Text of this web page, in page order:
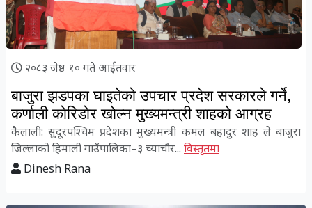
२०८३ जेष्ठ १० गते आईतवार
बाजुरा झडपका घाइतेको उपचार प्रदेश सरकारले गर्ने,
कर्णाली कोरिडोर खोल्न मुख्यमन्त्री शाहको आग्रह
कैलाली: सुदूरपश्चिम प्रदेशका मुख्यमन्त्री कमल बहादुर शाह ले बाजुरा
जिल्लाको हिमाली गाउँपालिका–३ च्याचौर... विस्तृतमा
Dinesh Rana